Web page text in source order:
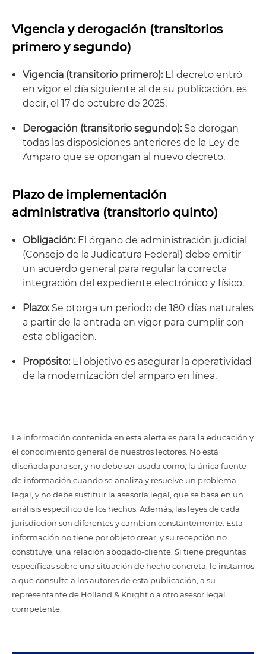
Vigencia y derogación (transitorios
primero y segundo)
Vigencia (transitorio primero):El decreto entró
en vigor el día siguiente al de su publicación, es
decir, el 17 de octubre de 2025.
Derogación (transitorio segundo):Se derogan
todas las disposiciones anteriores de la Ley de
Amparo que se opongan al nuevo decreto.
Plazo de implementación
administrativa (transitorio quinto)
Obligación:El órgano de administración judicial
(Consejo de la Judicatura Federal) debe emitir
un acuerdo general para regular la correcta
integración del expediente electrónico y físico.
Plazo:Se otorga un periodo de 180 días naturales
a partir de la entrada en vigor para cumplir con
esta obligación.
Propósito:El objetivo es asegurar la operatividad
de la modernización del amparo en línea.
La información contenida en esta alerta es para la educación y
el conocimiento general de nuestros lectores. No está
diseñada para ser, y no debe ser usada como, la única fuente
de información cuando se analiza y resuelve un problema
legal, y no debe sustituir la asesoría legal, que se basa en un
análisis específico de los hechos. Además, las leyes de cada
jurisdicción son diferentes y cambian constantemente. Esta
información no tiene por objeto crear, y su recepción no
constituye, una relación abogado-cliente. Si tiene preguntas
específicas sobre una situación de hecho concreta, le instamos
a que consulte a los autores de esta publicación, a su
representante de Holland & Knight o a otro asesor legal
competente.